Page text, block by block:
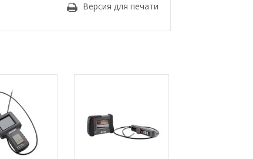
Версия для печати